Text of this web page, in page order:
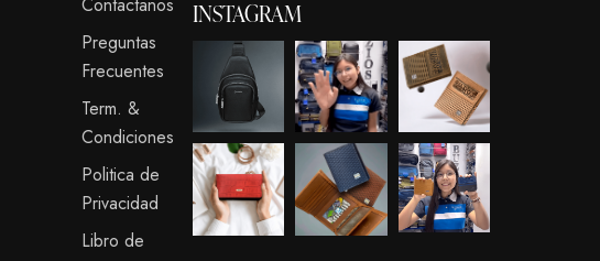
Contactanos
Preguntas
Frecuentes
Term. &
Condiciones
Politica de
Privacidad
Libro de
INSTAGRAM